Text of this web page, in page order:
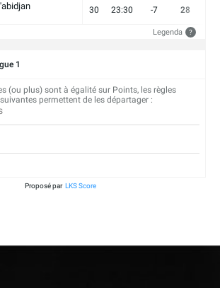
30 23:30 -7 28
Legenda ?
1
(ou plus) sont à égalité sur Points, les règles
permettent de les départager :
Proposé par LKS Score